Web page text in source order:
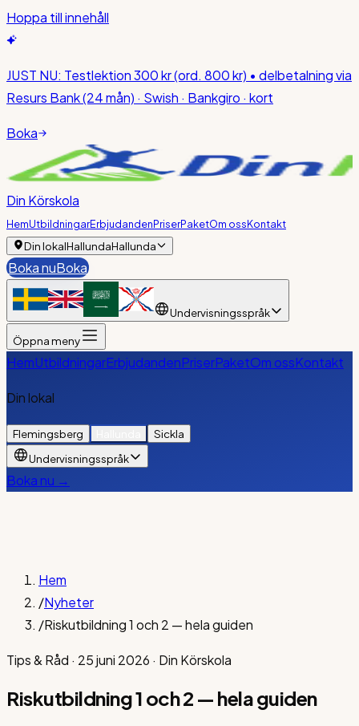
Hoppa till innehåll
JUST NU: Testlektion 300 kr(ord. 800 kr) • delbetalning via
Resurs Bank (24 mån) · Swish · Bankgiro · kort
Boka
Din Körskola
HemUtbildningarErbjudandenPriserPaketOm ossKontakt
Din lokalHallundaHallunda
Boka nuBoka
Undervisningsspråk
Öppna meny
HemUtbildningarErbjudandenPriserPaketOm ossKontakt
Din lokal
Flemingsberg
Sickla
Undervisningsspråk
Boka nu →
Hem
/Nyheter
/Riskutbildning 1 och 2 — hela guiden
Tips & Råd · 25 juni 2026 · Din Körskola
Riskutbildning 1 och 2 — hela guiden